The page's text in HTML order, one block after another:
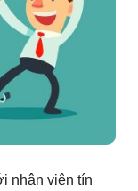
nhân viên tín